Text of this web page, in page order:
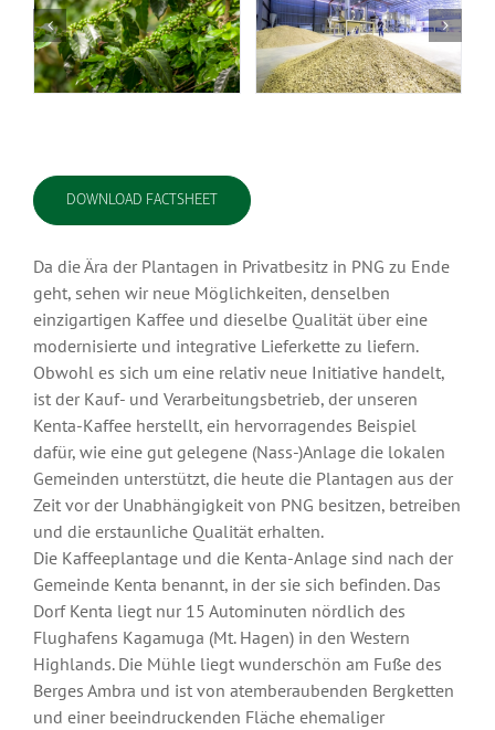
DOWNLOAD FACTSHEET
Da die Ära der Plantagen in Privatbesitz in PNG zu Ende
geht, sehen wir neue Möglichkeiten, denselben
einzigartigen Kaffee und dieselbe Qualität über eine
modernisierte und integrative Lieferkette zu liefern.
Obwohl es sich um eine relativ neue Initiative handelt,
ist der Kauf- und Verarbeitungsbetrieb, der unseren
Kenta-Kaffee herstellt, ein hervorragendes Beispiel
dafür, wie eine gut gelegene (Nass-)Anlage die lokalen
Gemeinden unterstützt, die heute die Plantagen aus der
Zeit vor der Unabhängigkeit von PNG besitzen, betreiben
und die erstaunliche Qualität erhalten.
Die Kaffeeplantage und die Kenta-Anlage sind nach der
Gemeinde Kenta benannt, in der sie sich befinden. Das
Dorf Kenta liegt nur 15 Autominuten nördlich des
Flughafens Kagamuga (Mt. Hagen) in den Western
Highlands. Die Mühle liegt wunderschön am Fuße des
Berges Ambra und ist von atemberaubenden Bergketten
und einer beeindruckenden Fläche ehemaliger